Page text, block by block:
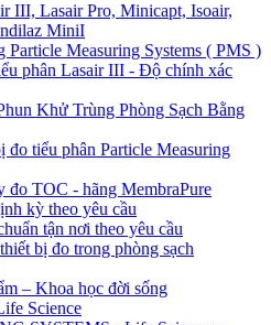
III, Lasair Pro, Minicapt, Isoair,
MiniI
Particle Measuring Systems ( PMS )
phân Lasair III - Độ chính xác
Khử Trùng Phòng Sạch Bằng
đo tiểu phân Particle Measuring
đo TOC - hãng MembraPure
kỳ theo yêu cầu
tận nơi theo yêu cầu
bị đo trong phòng sạch
– Khoa học đời sống
Science